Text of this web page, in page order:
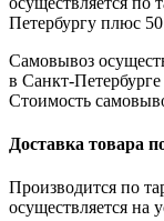
Петербургу плюс
Самовывоз
в Санкт-
Стоимость
Доставка товара
Производится по
осуществляется на